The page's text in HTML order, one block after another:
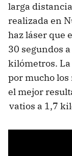
larga
realizada en
haz láser que
30 segundos
kilómetros.
por mucho
el mejor
vatios a 1,7